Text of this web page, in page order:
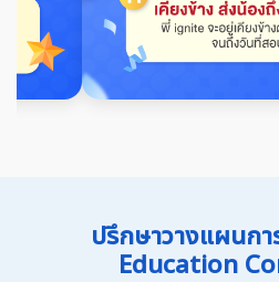
ปรึกษาวางแผนก
Education